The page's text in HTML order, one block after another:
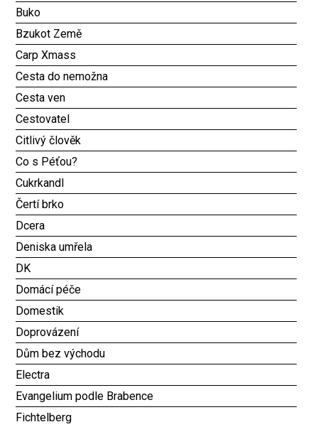
Buko
Bzukot Země
Carp Xmass
Cesta do nemožna
Cesta ven
Cestovatel
Citlivý člověk
Co s Péťou?
Cukrkandl
Čertí brko
Dcera
Deniska umřela
DK
Domácí péče
Domestik
Doprovázení
Dům bez východu
Electra
Evangelium podle Brabence
Fichtelberg